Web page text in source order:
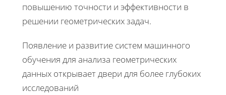
повышению точности и эффективности в
решении геометрических задач.
Появление и развитие систем машинного
обучения для анализа геометрических
данных открывает двери для более глубоких
исследований